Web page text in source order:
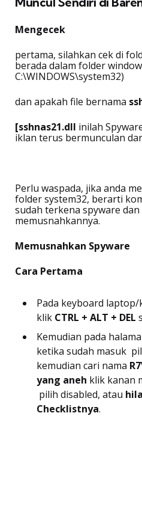
Mengecek
pertama, silahkan cek di
berada dalam folder
C:\WINDOWS\system32)
dan apakah file bernama
[sshnas21.dll inilah
iklan terus bermunculan
Perlu waspada, jika anda
folder system32, berarti
sudah terkena spyware
memusnahkannya.
Memusnahkan Spyware
Cara Pertama
Pada keyboard
klik CTRL + ALT + DEL
Kemudian pada
ketika sudah masuk
kemudian cari nama
yang aneh klik kanan
pilih disabled, atau
Checklistnya.